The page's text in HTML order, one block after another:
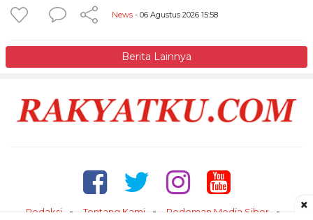
News - 06 Agustus 2026 15:58
Berita Lainnya
Redaksi Tentang Kami Pedoman Media Siber ×